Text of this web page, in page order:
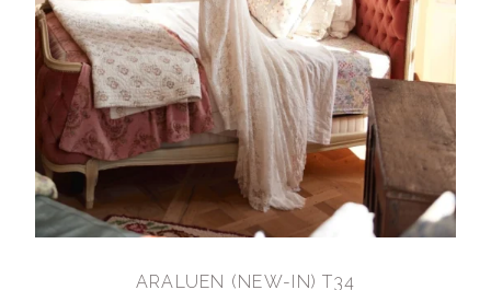
ARALUEN (NEW-IN) T34